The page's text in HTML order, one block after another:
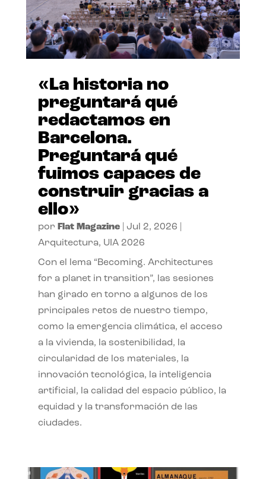
«La historia no
preguntará qué
redactamos en
Barcelona.
Preguntará qué
fuimos capaces de
construir gracias a
ello»
por Flat Magazine| Jul 2, 2026
Arquitectura, UIA 2026
Con el lema “Becoming. Architectures
for a planet in transition”, las sesiones
han girado en torno a algunos de los
principales retos de nuestro tiempo,
como la emergencia climática, el acceso
a la vivienda, la sostenibilidad, la
circularidad de los materiales, la
innovación tecnológica, la inteligencia
artificial, la calidad del espacio público, la
equidad y la transformación de las
ciudades.